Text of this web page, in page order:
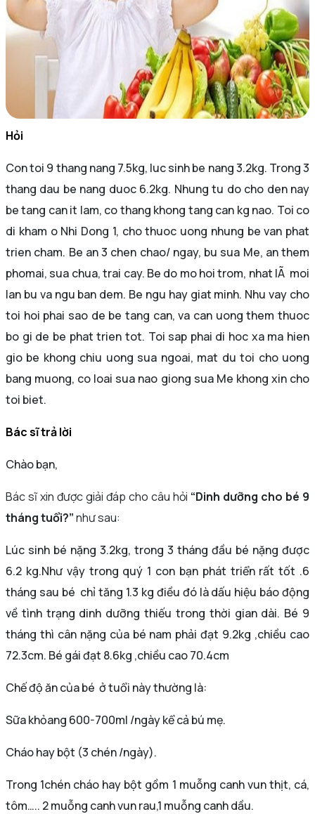
Hỏi
Con toi 9 thang nang 7.5kg, luc sinh be nang 3.2kg. Trong 3
thang dau be nang duoc 6.2kg. Nhung tu do cho den nay
be tang can it lam, co thang khong tang can kg nao. Toi co
di kham o Nhi Dong 1, cho thuoc uong nhung be van phat
trien cham. Be an 3 chen chao/ ngay, bu sua Me, an them
phomai, sua chua, trai cay. Be do mo hoi trom, nhat lÃ moi
lan bu va ngu ban dem. Be ngu hay giat minh. Nhu vay cho
toi hoi phai sao de be tang can, va can uong them thuoc
bo gi de be phat trien tot. Toi sap phai di hoc xa ma hien
gio be khong chiu uong sua ngoai, mat du toi cho uong
bang muong, co loai sua nao giong sua Me khong xin cho
toi biet.
Bác sĩ trả lời
Chào bạn,
Bác sĩ xin được giải đáp cho câu hỏi “Dinh dưỡng cho bé 9
tháng tuổi?”như sau:
Lúc sinh bé nặng 3.2kg, trong 3 tháng đầu bé nặng được
6.2 kg.Như vậy trong quý 1 con bạn phát triển rất tốt .6
tháng sau bé chỉ tăng 1.3 kg điều đó là dấu hiệu báo động
về tình trạng dinh dưỡng thiếu trong thời gian dài. Bé 9
tháng thì cân nặng của bé nam phải đạt 9.2kg ,chiều cao
72.3cm. Bé gái đạt 8.6kg ,chiều cao 70.4cm
Chế độ ăn của bé ở tuổi này thường là:
Sữa khỏang 600-700ml /ngày kể cả bú mẹ.
Cháo hay bột (3 chén /ngày).
Trong 1chén cháo hay bột gồm 1 muỗng canh vun thịt, cá,
tôm….. 2 muỗng canh vun rau,1 muỗng canh dầu.